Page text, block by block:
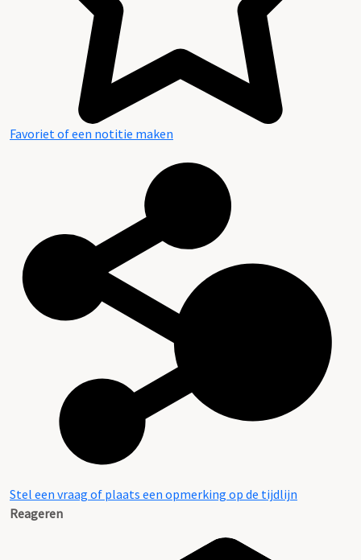
Favoriet of een notitie maken
Stel een vraag of plaats een opmerking op de tijdlijn
Reageren